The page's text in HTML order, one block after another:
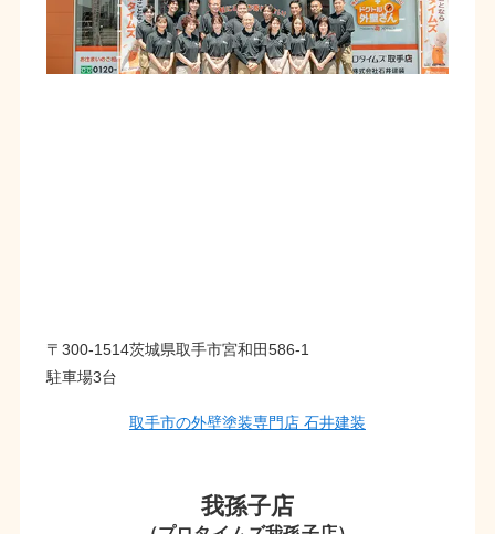
〒300-1514茨城県取手市宮和田586-1
駐車場3台
取手市の外壁塗装専門店 石井建装
我孫子店